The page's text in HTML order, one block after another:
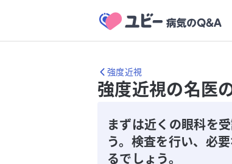
強度近視
強度近視の名医
まずは近くの眼科を
う。検査を行い、必
るでしょう。